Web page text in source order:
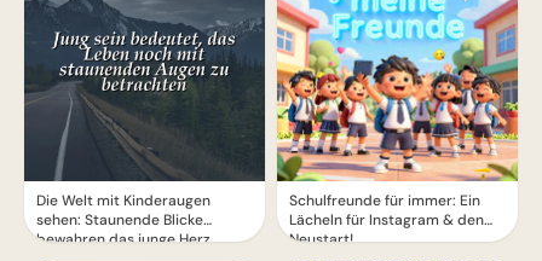
Die Welt mit Kinderaugen
sehen: Staunende Blicke
bewahren das junge Herz.
Schulfreunde für immer: Ein
Lächeln für Instagram & den
Neustart!